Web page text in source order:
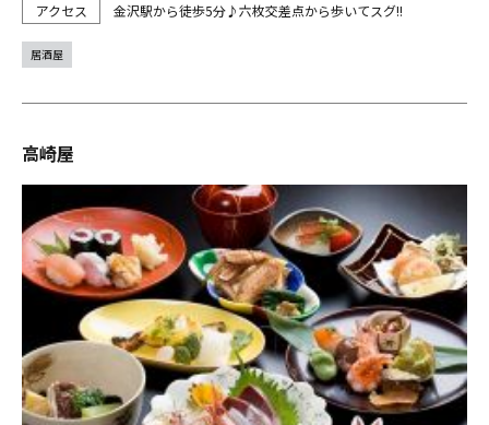
金沢駅から徒歩5分♪六枚交差点から歩いてスグ!!
居酒屋
高崎屋